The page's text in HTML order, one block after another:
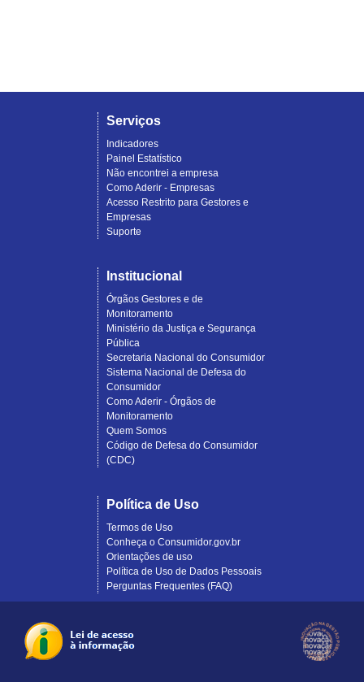
Serviços
Indicadores
Painel Estatístico
Não encontrei a empresa
Como Aderir - Empresas
Acesso Restrito para Gestores e
Empresas
Suporte
Institucional
Órgãos Gestores e de
Monitoramento
Ministério da Justiça e Segurança
Pública
Secretaria Nacional do Consumidor
Sistema Nacional de Defesa do
Consumidor
Como Aderir - Órgãos de
Monitoramento
Quem Somos
Código de Defesa do Consumidor
(CDC)
Política de Uso
Termos de Uso
Conheça o Consumidor.gov.br
Orientações de uso
Política de Uso de Dados Pessoais
Perguntas Frequentes (FAQ)